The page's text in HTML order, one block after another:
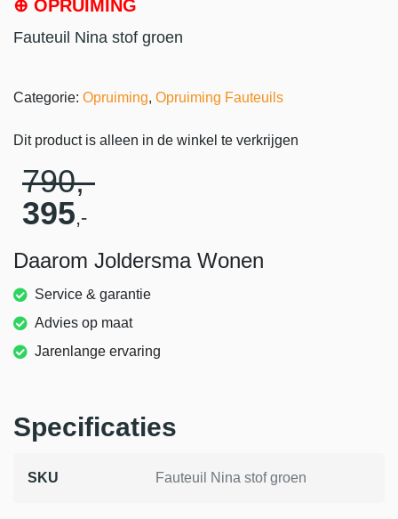
⊕ OPRUIMING
Fauteuil Nina stof groen
Categorie: Opruiming, Opruiming Fauteuils
Dit product is alleen in de winkel te verkrijgen
790,-
395,-
Daarom Joldersma Wonen
Service & garantie
Advies op maat
Jarenlange ervaring
Specificaties
SKU Fauteuil Nina stof groen